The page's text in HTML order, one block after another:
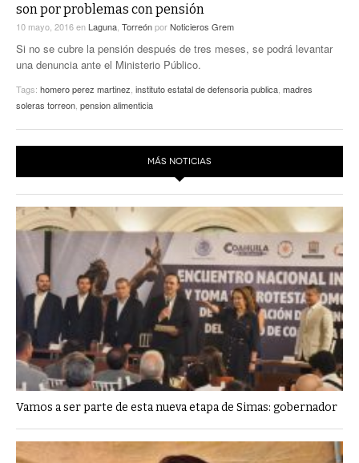
PULSO
LA MEJOR INFORMACIÓN
son por problemas con pensión
10 mayo, 2016en Laguna TorreónporNoticieros Grem
Si no se cubre la pensión después de tres meses, se podrá levantar
una denuncia ante el Ministerio Público.
Tags: homero perez martinez instituto estatal de defensoria publica madres
soleras torreon pension alimenticia
MÁS NOTICIAS
Vamos a ser parte de esta nueva etapa de Simas: gobernador